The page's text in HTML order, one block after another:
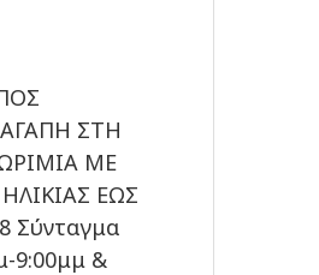
ΣΤΗ
ΜΕ
ΕΩΣ
Σύνταγμα
9:00μμ &